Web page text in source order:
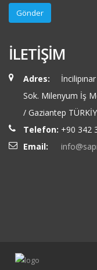
İLETİŞİM
Adres:
Sok. Milenyum İş
/ Gaziantep
Telefon: +90 342
Email: